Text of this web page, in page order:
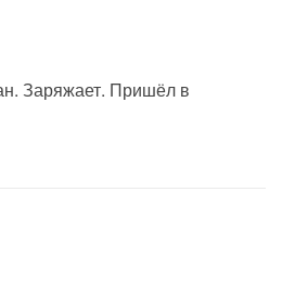
Заряжает. Пришёл в